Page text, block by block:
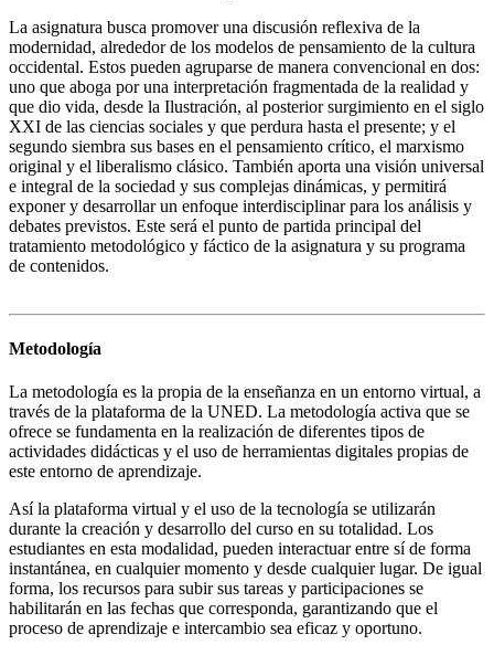
La asignatura busca promover una discusión reflexiva de la
modernidad, alrededor de los modelos de pensamiento de la cultura
occidental. Estos pueden agruparse de manera convencional en dos:
uno que aboga por una interpretación fragmentada de la realidad y
que dio vida, desde la Ilustración, al posterior surgimiento en el siglo
XXI de las ciencias sociales y que perdura hasta el presente; y el
segundo siembra sus bases en el pensamiento crítico, el marxismo
original y el liberalismo clásico. También aporta una visión universal
e integral de la sociedad y sus complejas dinámicas, y permitirá
exponer y desarrollar un enfoque interdisciplinar para los análisis y
debates previstos. Este será el punto de partida principal del
tratamiento metodológico y fáctico de la asignatura y su programa
de contenidos.
Metodología
La metodología es la propia de la enseñanza en un entorno virtual, a
través de la plataforma de la UNED. La metodología activa que se
ofrece se fundamenta en la realización de diferentes tipos de
actividades didácticas y el uso de herramientas digitales propias de
este entorno de aprendizaje.
Así la plataforma virtual y el uso de la tecnología se utilizarán
durante la creación y desarrollo del curso en su totalidad. Los
estudiantes en esta modalidad, pueden interactuar entre sí de forma
instantánea, en cualquier momento y desde cualquier lugar. De igual
forma, los recursos para subir sus tareas y participaciones se
habilitarán en las fechas que corresponda, garantizando que el
proceso de aprendizaje e intercambio sea eficaz y oportuno.